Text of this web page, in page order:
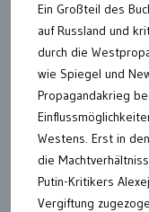
Ein Großteil des
auf Russland und
durch die
wie Spiegel und
Propagandakrieg
Westens. Erst in
die
Putin-Kritikers
Vergiftung